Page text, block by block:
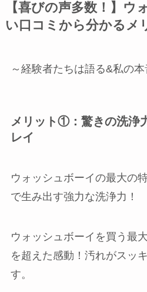
【喜びの声多数！】ウ
い口コミから分かるメ
～経験者たちは語る&私の本
メリット①：驚きの洗浄
レイ
ウォッシュボーイの最大の
で生み出す強力な洗浄力！
ウォッシュボーイを買う最
を超えた感動！汚れがスッ
す。